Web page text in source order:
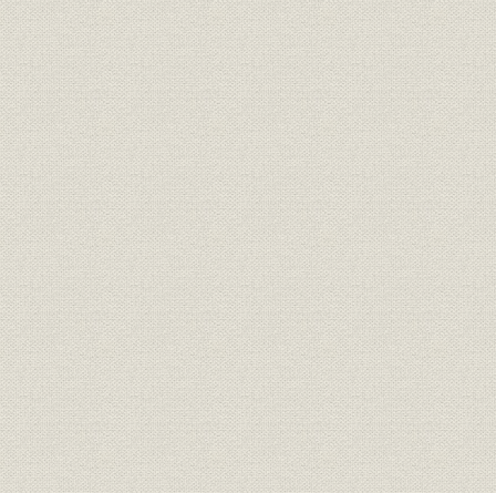
る。左から木戸孝充、山口尚
芳、岩倉具視、伊藤博文、大久
保利通。
靴;生産
『明治七年府県物産表』におけ
る靴の算出額
明治7年
靴;風俗
画家ワーグマンは、神戸で靴を
履く日本人を観察してスケッチ
を明治13年11月発行の英国の大
衆週刊誌に掲載した。「結果と
してウオノ目がはやることは確
実」と皮肉な注がつけられてい
る。
明治13年
事業所
「依田西村組造靴場本店」。
『東京名家繁昌図録』に、その
石版画が掲載された。その後、
明治17年